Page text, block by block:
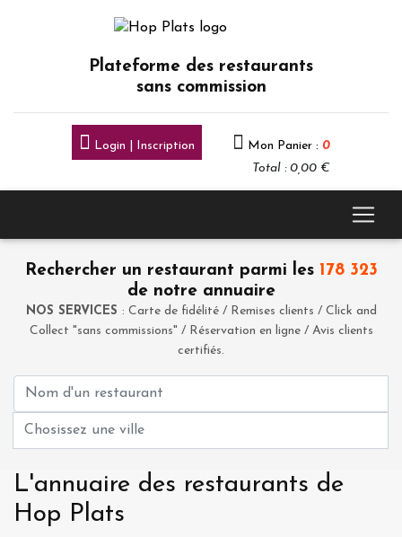
Plateforme des restaurants
sans commission
Login | Inscription Mon Panier : 0
Total : 0,00 €
Rechercher un restaurant parmi les 178 323
de notre annuaire
NOS SERVICES : Carte de fidélité / Remises clients / Click and
Collect "sans commissions" / Réservation en ligne / Avis clients
certifiés.
L'annuaire des restaurants de
Hop Plats